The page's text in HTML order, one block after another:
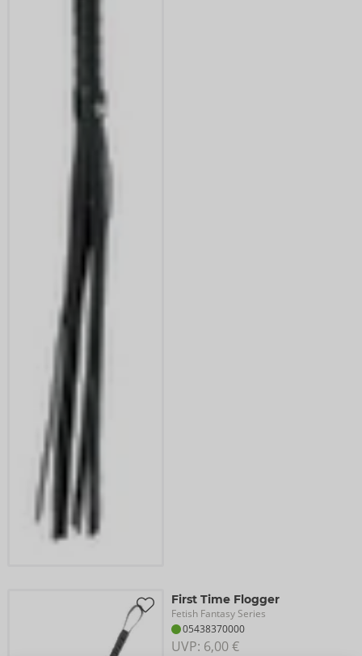
First Time Flogger
Fetish Fantasy Series
05438370000
UVP: 6,00 €